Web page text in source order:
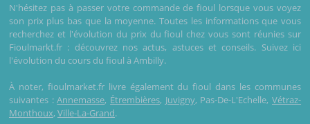
N'hésitez pas à passer votre commande de fioul lorsque vous voyez
son prix plus bas que la moyenne. Toutes les informations que vous
recherchez et l'évolution du prix du fioul chez vous sont réunies sur
Fioulmarkt.fr : découvrez nos actus, astuces et conseils. Suivez ici
l'évolution du cours du fioul à Ambilly.
À noter, fioulmarket.fr livre également du fioul dans les communes
suivantes :Annemasse, Étrembières, Juvigny, Pas-De-L'Echelle,Vétraz-
Monthoux, Ville-La-Grand.